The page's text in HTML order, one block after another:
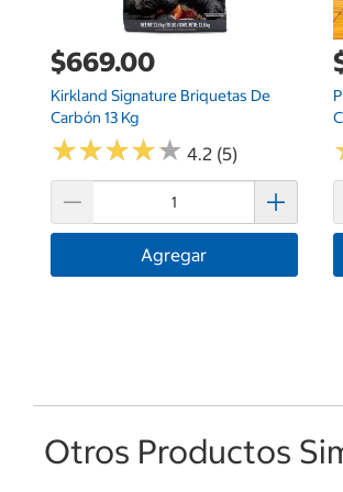
$669.00
Kirkland Signature Briquetas De
Carbón 13 Kg
★★★★★
★★★★★ 4.2 (5)
Agregar
Otros Productos